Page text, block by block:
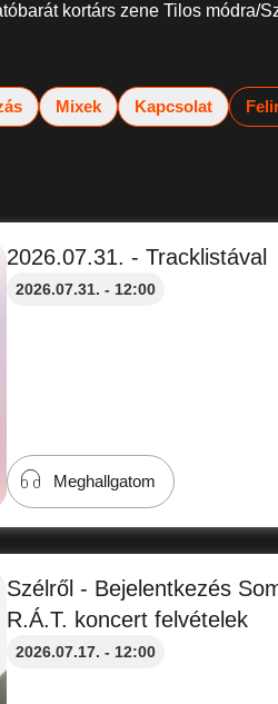
kortárs zene Tilos módra/
Mixek Kapcsolat
2026.07.31. - Tracklistával
2026.07.31. - 12:00
Meghallgatom
Szélről - Bejelentkezés
R.Á.T. koncert felvételek
2026.07.17. - 12:00